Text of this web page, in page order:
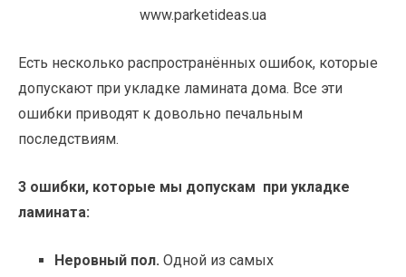
www.parketideas.ua
Есть несколько распространённых ошибок, которые
допускают при укладке ламината дома. Все эти
ошибки приводят к довольно печальным
последствиям.
3 ошибки, которые мы допускам при укладке
ламината:
Неровный пол. Одной из самых